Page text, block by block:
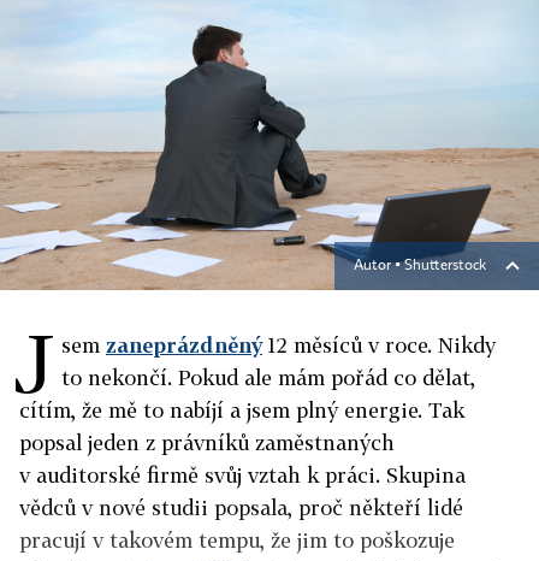
Autor ▪Shutterstock
J sem zaneprázdněný12 měsíců v roce. Nikdy
to nekončí. Pokud ale mám pořád co dělat,
cítím, že mě to nabíjí a jsem plný energie. Tak
popsal jeden z právníků zaměstnaných
v auditorské firmě svůj vztah k práci. Skupina
vědců v nové studii popsala, proč někteří lidé
pracují v takovém tempu, že jim to poškozuje